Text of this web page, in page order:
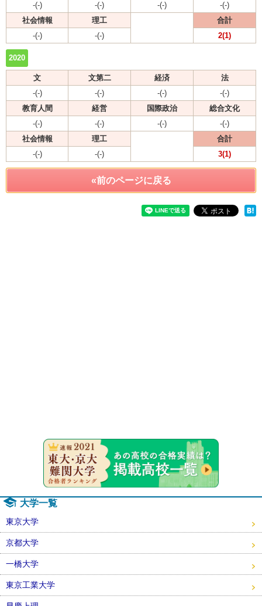
-(-)
-(-) -(-)
-(-)
社会情報
理工
合計
-(-)
-(-) 2(1)
2020
文 文第二 経済
法
-(-)
-(-) -(-)
-(-)
教育人間
経営 国際政治
総合文化
-(-)
-(-) -(-)
-(-)
社会情報
理工
合計
-(-)
-(-) 3(1)
«前のページに戻る
大学一覧
東京大学
京都大学
一橋大学
東京工業大学